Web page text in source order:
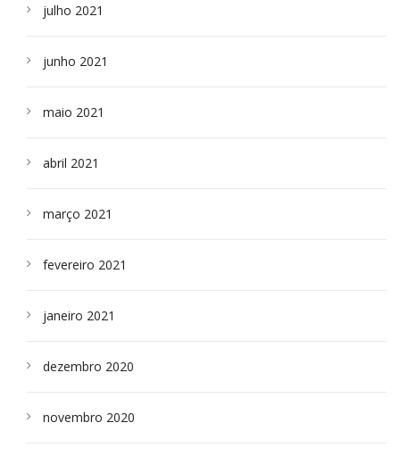
julho 2021
junho 2021
maio 2021
abril 2021
março 2021
fevereiro 2021
janeiro 2021
dezembro 2020
novembro 2020